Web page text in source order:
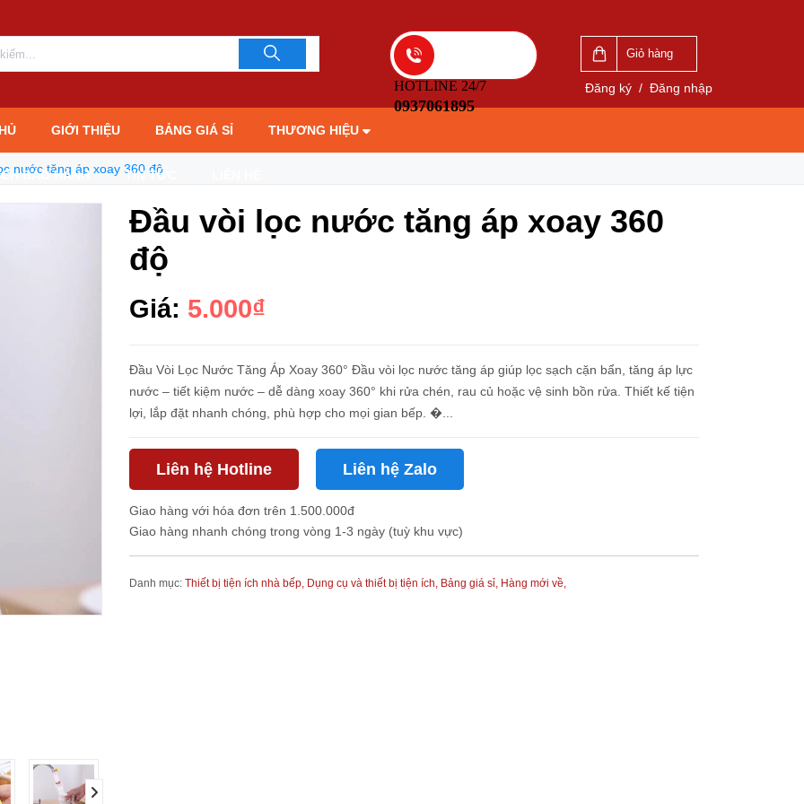
HOTLINE 24/7
0937061895
Giỏ hàng
Đăng ký / Đăng nhập
GIỚI THIỆU BẢNG GIÁ SỈ THƯƠNG HIỆU
BẢO HÀNH TIN TỨC
nước tăng áp xoay 360 độ
Đầu vòi lọc nước tăng áp xoay 360
độ
Giá: 5.000₫
Đầu Vòi Lọc Nước Tăng Áp Xoay 360° Đầu vòi lọc nước tăng áp giúp lọc sạch cặn bẩn, tăng áp lực
nước – tiết kiệm nước – dễ dàng xoay 360° khi rửa chén, rau củ hoặc vệ sinh bồn rửa. Thiết kế tiện
lợi, lắp đặt nhanh chóng, phù hợp cho mọi gian bếp. �...
Liên hệ Hotline Liên hệ Zalo
Giao hàng với hóa đơn trên 1.500.000đ
Giao hàng nhanh chóng trong vòng 1-3 ngày (tuỳ khu vực)
Danh mục: Thiết bị tiện ích nhà bếp, Dụng cụ và thiết bị tiện ích, Bảng giá sỉ, Hàng mới về,
0937061895 0937061895